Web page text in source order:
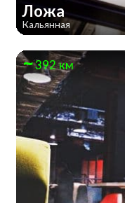
Ложа
Кальянная
392 км